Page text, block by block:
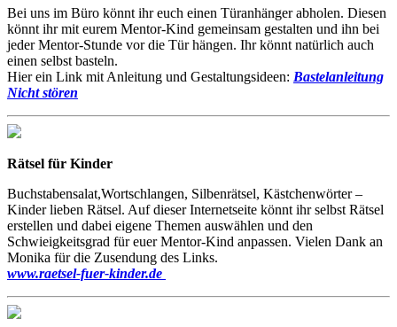
Bei uns im Büro könnt ihr euch einen Türanhänger abholen. Diesen
könnt ihr mit eurem Mentor-Kind gemeinsam gestalten und ihn bei
jeder Mentor-Stunde vor die Tür hängen. Ihr könnt natürlich auch
einen selbst basteln.
Hier ein Link mit Anleitung und Gestaltungsideen: Bastelanleitung
Nicht stören
Rätsel für Kinder
Buchstabensalat,Wortschlangen, Silbenrätsel, Kästchenwörter –
Kinder lieben Rätsel. Auf dieser Internetseite könnt ihr selbst Rätsel
erstellen und dabei eigene Themen auswählen und den
Schwieigkeitsgrad für euer Mentor-Kind anpassen. Vielen Dank an
Monika für die Zusendung des Links.
www.raetsel-fuer-kinder.de